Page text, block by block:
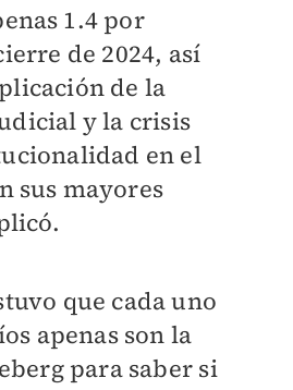
1.4 por
de 2024, así
de la
y la crisis
en el
sus mayores
que cada uno
apenas son la
para saber si